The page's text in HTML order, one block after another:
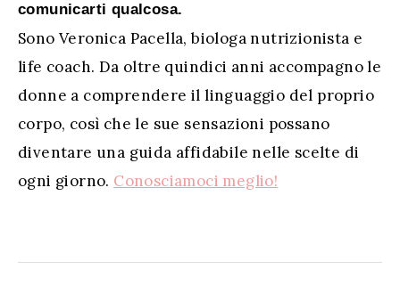
comunicarti qualcosa.
Sono Veronica Pacella, biologa nutrizionista e
life coach. Da oltre quindici anni accompagno le
donne a comprendere il linguaggio del proprio
corpo, così che le sue sensazioni possano
diventare una guida affidabile nelle scelte di
ogni giorno. Conosciamoci meglio!